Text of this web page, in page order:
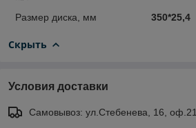
Размер диска, мм 350*25,4
Скрыть
Условия доставки
Самовывоз: ул.Стебенева, 16, оф.21.